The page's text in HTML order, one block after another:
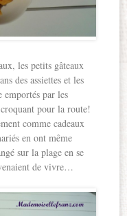
les petits gâteaux
des assiettes et les
emportés par les
pour la route!
comme cadeaux
en ont même
sur la plage en se
de vivre…